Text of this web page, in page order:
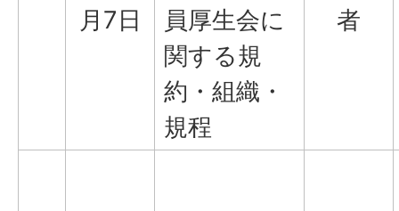
月7日
員厚生会に
関する規
約・組織・
規程
者